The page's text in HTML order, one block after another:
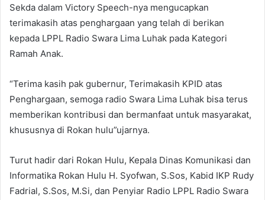
Sekda dalam Victory Speech-nya mengucapkan
terimakasih atas penghargaan yang telah di berikan
kepada LPPL Radio Swara Lima Luhak pada Kategori
Ramah Anak.
“Terima kasih pak gubernur, Terimakasih KPID atas
Penghargaan, semoga radio Swara Lima Luhak bisa terus
memberikan kontribusi dan bermanfaat untuk masyarakat,
khususnya di Rokan hulu”ujarnya.
Turut hadir dari Rokan Hulu, Kepala Dinas Komunikasi dan
Informatika Rokan Hulu H. Syofwan, S.Sos, Kabid IKP Rudy
Fadrial, S.Sos, M.Si, dan Penyiar Radio LPPL Radio Swara